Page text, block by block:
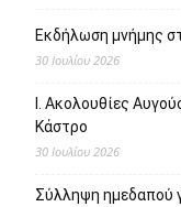
Εκδήλωση μνήμης
30 Ιουλίου 2026
Ι. Ακολουθίες
Κάστρο
30 Ιουλίου 2026
Σύλληψη ημεδαπού